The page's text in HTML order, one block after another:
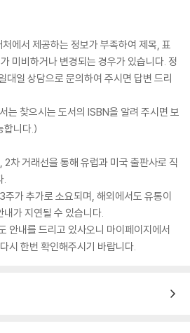
에서 제공하는 정보가 부족하여 제목, 표
미비하거나 변경되는 경우가 있습니다. 정
대일 상담으로 문의하여 주시면 답변 드리
는 찾으시는 도서의 ISBN을 알려 주시면 보
합니다.)
차 거래선을 통해 유럽과 미국 출판사로 직
.
가 추가로 소요되며, 해외에서도 유통이
가 지연될 수 있습니다.
안내를 드리고 있사오니 마이페이지에서
시 한번 확인해주시기 바랍니다.